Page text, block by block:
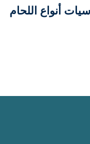
أنواع اللحام